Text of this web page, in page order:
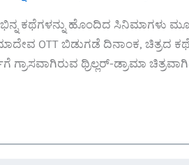
ಕಥೆಗಳನ್ನು ಹೊಂದಿದ ಸಿನಿಮಾಗಳು
OTT ಬಿಡುಗಡೆ ದಿನಾಂಕ, ಚಿತ್ರದ
ಗ್ರಾಸವಾಗಿರುವ ಥ್ರಿಲ್ಲರ್-ಡ್ರಾಮಾ